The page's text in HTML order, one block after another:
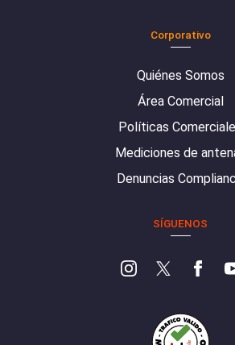
Corporativo
Quiénes Somos
Área Comercial
Políticas
Mediciones de
Denuncias
SÍGUENOS